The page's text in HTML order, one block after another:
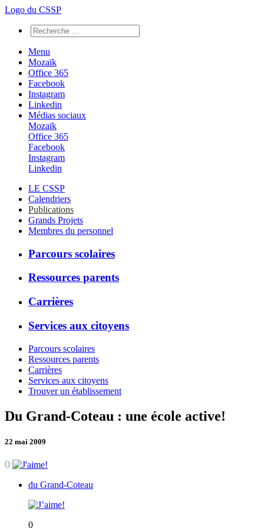
Logo du CSSP
Menu
Mozaïk
Office 365
Facebook
Instagram
Linkedin
Médias sociaux
Mozaïk
Office 365
Facebook
Instagram
Linkedin
LE CSSP
Calendriers
Publications
Grands Projets
Membres du personnel
Parcours scolaires
Ressources parents
Carrières
Services aux citoyens
Parcours scolaires
Ressources parents
Carrières
Services aux citoyens
Trouver un établissement
Du Grand-Coteau : une école active!
22 mai 2009
0
du Grand-Coteau
0